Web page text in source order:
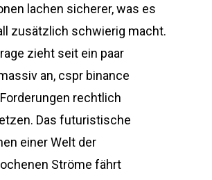
lachen sicherer, was es
zusätzlich schwierig macht.
zieht seit ein paar
an, cspr binance
rechtlich
Das futuristische
einer Welt der
Ströme fährt